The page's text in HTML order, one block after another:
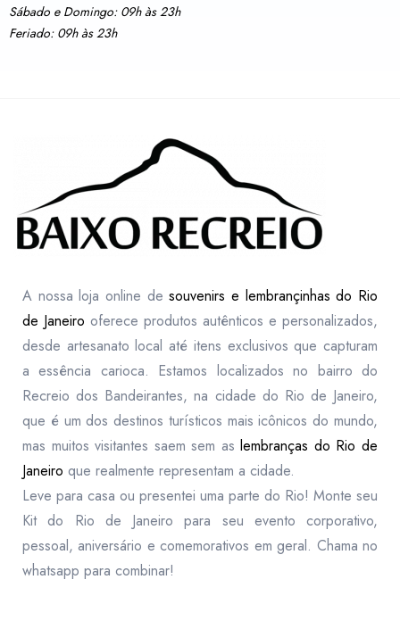
Sábado e Domingo: 09h às 23h
Feriado: 09h às 23h
A nossa loja online desouvenirs e lembrançinhas do Rio
de Janeiro oferece produtos autênticos e personalizados,
desde artesanato local até itens exclusivos que capturam
a essência carioca. Estamos localizados no bairro do
Recreio dos Bandeirantes, na cidade do Rio de Janeiro,
que é um dos destinos turísticos mais icônicos do mundo,
mas muitos visitantes saem sem aslembranças do Rio de
Janeiro que realmente representam a cidade.
Leve para casa ou presentei uma parte do Rio! Monte seu
Kit do Rio de Janeiro para seu evento corporativo,
pessoal, aniversário e comemorativos em geral. Chama no
whatsapp para combinar!